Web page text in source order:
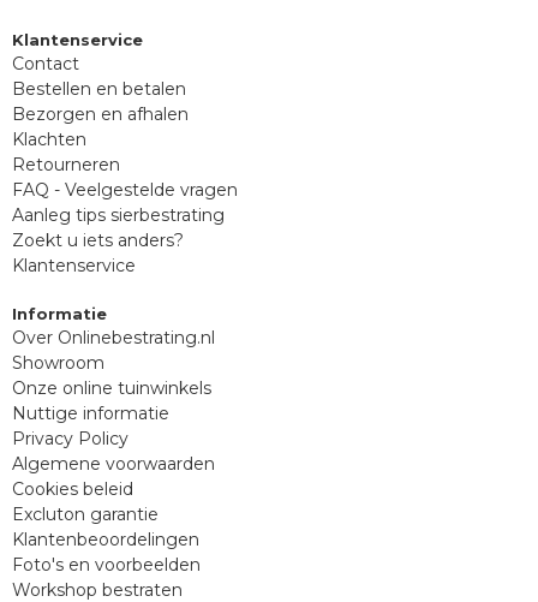
Klantenservice
Contact
Bestellen en betalen
Bezorgen en afhalen
Klachten
Retourneren
FAQ - Veelgestelde vragen
Aanleg tips sierbestrating
Zoekt u iets anders?
Klantenservice
Informatie
Over Onlinebestrating.nl
Showroom
Onze online tuinwinkels
Nuttige informatie
Privacy Policy
Algemene voorwaarden
Cookies beleid
Excluton garantie
Klantenbeoordelingen
Foto's en voorbeelden
Workshop bestraten